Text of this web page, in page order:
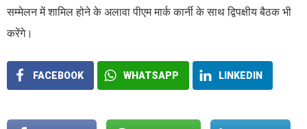
सम्मेलन में शामिल होने के अलावा पीएम मार्क कार्नी के साथ द्विपक्षीय बैठक भी
करेंगे।
FACEBOOK WHATSAPP LINKEDIN